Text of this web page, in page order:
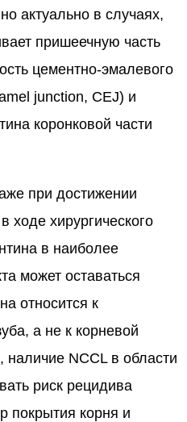
актуально в случаях,
пришеечную часть
цементно-эмалевого
junction, CEJ) и
коронковой части
при достижении
ходе хирургического
в наиболее
может оставаться
относится к
а не к корневой
наличие NCCL в области
риск рецидива
покрытия корня и